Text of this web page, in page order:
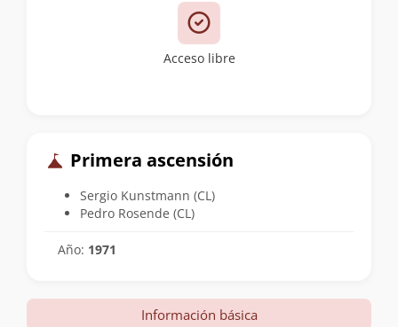
Acceso libre
Primera ascensión
Sergio Kunstmann (CL)
Pedro Rosende (CL)
Año: 1971
Información básica